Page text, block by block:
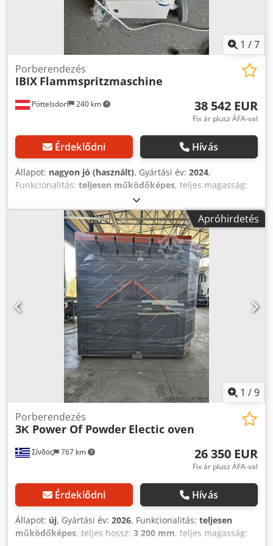
1 /7
Pöttelsdorf 240 km
Porberendezés
IBIX Flammspritzmaschine
38 542 EUR
Fix ár plusz ÁFA-val
Érdeklődni Hívás
Állapot: nagyon jó (használt), Gyártási év: 2024,
Funkcionalitás: teljesen működőképes, teljes magasság:
2 490 mm
forradalmi, hordozható rendszer fémalapzatok,
csepegtetőtálcák, tartályok, acélszerkezetek, betonpadlók
és egyéb felületek lángszórásos bevonatolásához. A
leghatékonyabb technológia korrózióvédelemhez, mivel a
hőre lágyuló, környezetbarát bevonatot közvetlenül a
helyszínen lehet alkalmazni. Djdpjzarzlefx Akujkr
Apróhirdetés
1 /9
Σίνδος 767 km
Porberendezés
3Κ Power Of Powder Electic oven
26 350 EUR
Fix ár plusz ÁFA-val
Érdeklődni Hívás
Állapot: új, Gyártási év: 2026, Funkcionalitás: teljesen
működőképes, teljes hossz: 3 200 mm, teljes magasság: